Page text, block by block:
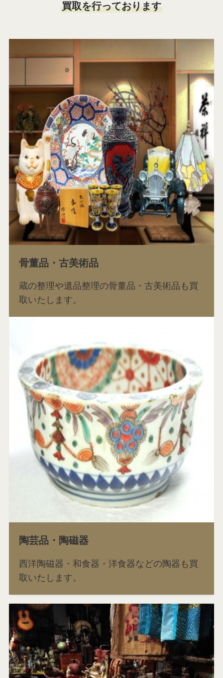
買取を行っております
骨董品・古美術品
蔵の整理や遺品整理の骨董品・古美術品も買
取いたします。
陶芸品・陶磁器
西洋陶磁器・和食器・洋食器などの陶器も買
取いたします。